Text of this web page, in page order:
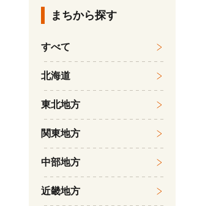
まちから探す
すべて
北海道
東北地方
関東地方
中部地方
近畿地方